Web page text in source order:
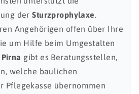
derSturzprophylaxe
Angehörigen offen über Ihre
um Hilfe beim Umgestalten
Pirna gibt es Beratungsstellen,
welche baulichen
Pflegekasse übernommen